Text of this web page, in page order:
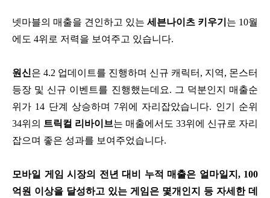
넷마블의 매출을 견인하고 있는 세븐나이츠 키우기 는 10월
에도 4위로 저력을 보여주고 있습니다.
원신은 4.2 업데이트를 진행하며 신규 캐릭터, 지역, 몬스터
등장 및 신규 이벤트를 진행했는데요. 그 덕분인지 매출순
위가 14 단계 상승하며 7위에 자리잡았습니다. 인기 순위
34위의 트릭컬 리바이브는 매출에서도 33위에 신규로 자리
잡으며 좋은 성과를 보여주었습니다.
모바일 게임 시장의 전년 대비 누적 매출은 얼마일지, 100
억원 이상을 달성하고 있는 게임은 몇개인지 등 자세한 데